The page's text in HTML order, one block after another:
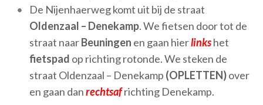
De Nijenhaerweg komt uit bij de straat
Oldenzaal – Denekamp. We fietsen door tot de
straat naarBeuningen en gaan hierlinkshet
fietspad op richting rotonde. We steken de
straat Oldenzaal – Denekamp (OPLETTEN)over
en gaan danrechtsafrichting Denekamp.